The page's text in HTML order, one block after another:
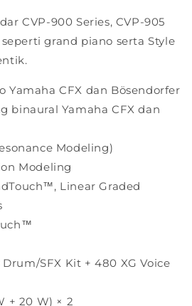
CVP-900 Series, CVP-905
grand piano serta Style
Yamaha CFX dan Bösendorfer
binaural Yamaha CFX dan
Modeling)
Modeling
Linear Graded
Drum/SFX Kit + 480 XG Voice
+ 20 W) × 2